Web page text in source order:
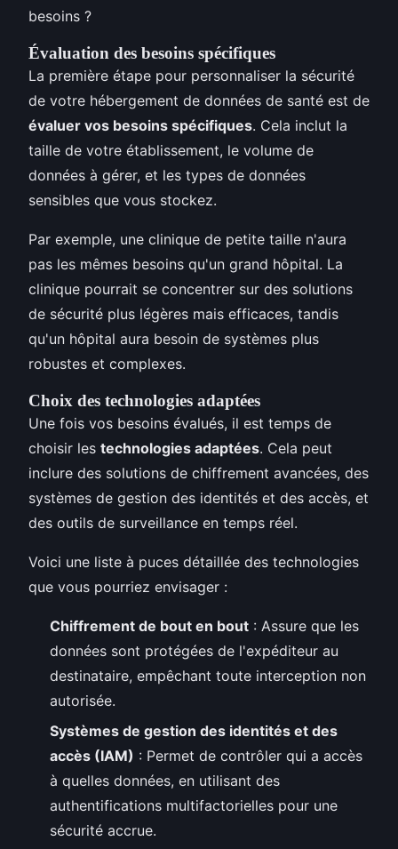
besoins ?
Évaluation des besoins spécifiques
La première étape pour personnaliser la sécurité
de votre hébergement de données de santé est de
évaluer vos besoins spécifiques. Cela inclut la
taille de votre établissement, le volume de
données à gérer, et les types de données
sensibles que vous stockez.
Par exemple, une clinique de petite taille n'aura
pas les mêmes besoins qu'un grand hôpital. La
clinique pourrait se concentrer sur des solutions
de sécurité plus légères mais efficaces, tandis
qu'un hôpital aura besoin de systèmes plus
robustes et complexes.
Choix des technologies adaptées
Une fois vos besoins évalués, il est temps de
choisir les technologies adaptées. Cela peut
inclure des solutions de chiffrement avancées, des
systèmes de gestion des identités et des accès, et
des outils de surveillance en temps réel.
Voici une liste à puces détaillée des technologies
que vous pourriez envisager :
Chiffrement de bout en bout : Assure que les
données sont protégées de l'expéditeur au
destinataire, empêchant toute interception non
autorisée.
Systèmes de gestion des identités et des
accès (IAM) : Permet de contrôler qui a accès
à quelles données, en utilisant des
authentifications multifactorielles pour une
sécurité accrue.